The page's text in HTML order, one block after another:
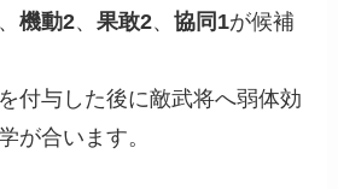
、機動2、果敢2、協同1が候補
付与した後に敵武将へ弱体効
が合います。